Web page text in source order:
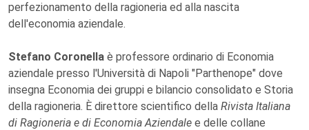
perfezionamento della ragioneria ed alla nascita
dell'economia aziendale.
Stefano Coronella è professore ordinario di Economia
aziendale presso l'Università di Napoli "Parthenope" dove
insegna Economia dei gruppi e bilancio consolidato e Storia
della ragioneria. È direttore scientifico della Rivista Italiana
di Ragioneria e di Economia Aziendale e delle collane